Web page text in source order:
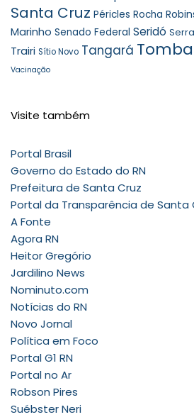
Santa Cruz Péricles Rocha
Marinho Senado Federal Seridó
Trairi Sítio Novo Tangará
Vacinação
Visite também
Portal Brasil
Governo do Estado do RN
Prefeitura de Santa Cruz
Portal da Transparência de Santa
A Fonte
Agora RN
Heitor Gregório
Jardilino News
Nominuto.com
Notícias do RN
Novo Jornal
Política em Foco
Portal G1 RN
Portal no Ar
Robson Pires
Suébster Neri